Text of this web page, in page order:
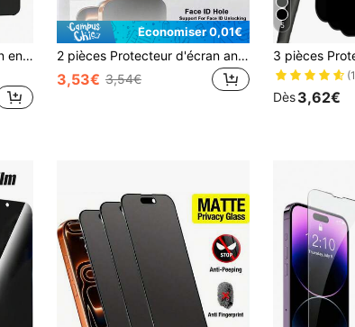
3 pièces Protecteur d'écran en verre trempé anti-espion compatible avec 16/16 Plus/16 Pro/16 Pro Max/15/15Pro/15Plus/15Promax. Cadeau pour anniversaire, famille, amis. Protecteur d'écran de téléphone, accessoires de téléphone, étanche, antichoc, anti-rayures, anti-empreintes digitales, protection intégrale
Économiser 0,01€
2 pièces Protecteur d'écran anti-espion mat, couverture complète, toucher lisse, anti-traces de doigts, anti-reflets, installation facile, compatible avec iPhone 17 Pro Max/17 Pro/17 Air/17/16E/16 Pro Max/16 Pro/16 Plus/16/15 Pro Max/14 Pro Max/13 Mini/12/11/XS MAX/XR/8+/7 Plus Série
3,53€ 3,54€
5
Dès3,62€